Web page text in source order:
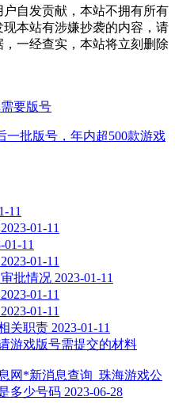
自发贡献，本站不拥有所有
本站有涉嫌抄袭的内容，请
一经查实，本站将立刻删除
要版号
一批版号，年内超500款游戏
11
2023-01-11
01-11
2023-01-11
批情况 2023-01-11
2023-01-11
2023-01-11
关职责 2023-01-11
游戏版号需提交的材料
网*新消息查询_珠海游戏公
多少号码 2023-06-28